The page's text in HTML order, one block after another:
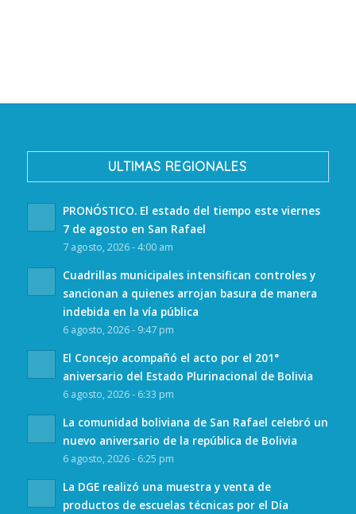
ULTIMAS REGIONALES
PRONÓSTICO. El estado del tiempo este viernes
7 de agosto en San Rafael
7 agosto, 2026 - 4:00 am
Cuadrillas municipales intensifican controles y
sancionan a quienes arrojan basura de manera
indebida en la vía pública
6 agosto, 2026 - 9:47 pm
El Concejo acompañó el acto por el 201°
aniversario del Estado Plurinacional de Bolivia
6 agosto, 2026 - 6:33 pm
La comunidad boliviana de San Rafael celebró un
nuevo aniversario de la república de Bolivia
6 agosto, 2026 - 6:25 pm
La DGE realizó una muestra y venta de
productos de escuelas técnicas por el Día